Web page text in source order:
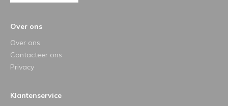
Over ons
Over ons
Contacteer ons
Privacy
Klantenservice